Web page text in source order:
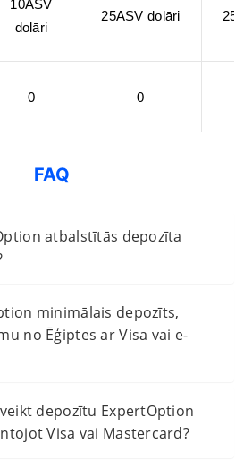
10ASV
dolāri
25ASV dolāri
0 0
FAQ
atbalstītās depozīta
minimālais depozīts,
no Ēģiptes ar Visa vai e-
depozītu ExpertOption
Visa vai Mastercard?